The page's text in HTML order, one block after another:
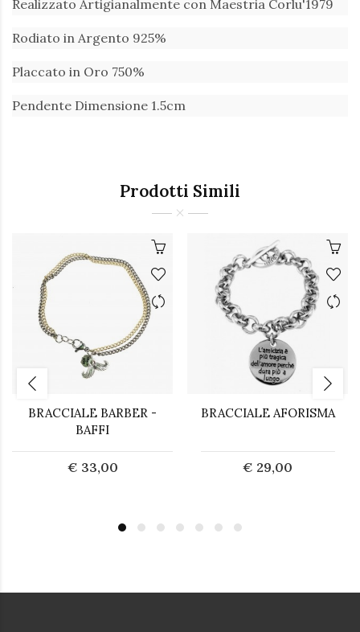
Realizzato Artigianalmente con Maestria Corlu'1979
Rodiato in Argento 925%
Placcato in Oro 750%
Pendente Dimensione 1.5cm
Prodotti Simili
BRACCIALE BARBER -
BAFFI
€ 33,00
BRACCIALE AFORISMA
€ 29,00